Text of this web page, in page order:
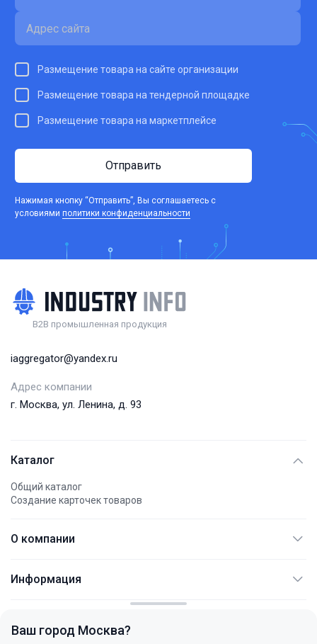
Размещение товара на сайте организации
Размещение товара на тендерной площадке
Размещение товара на маркетплейсе
Отправить
Нажимая кнопку “Отправить”, Вы соглашаетесь c
условиями политики конфиденциальности
B2B промышленная продукция
iaggregator@yandex.ru
Адрес компании
г. Москва, ул. Ленина, д. 93
Каталог
Общий каталог
Создание карточек товаров
О компании
Международные платежи
Информация
Не являет публичной офертой
Услуги
+7 (495) 744 77 54
Ваш город Москва?